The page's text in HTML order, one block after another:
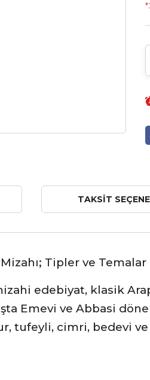
TAKSIT
Tipler ve Temalar
edebiyat, klasik
Emevi ve Abbasi
tufeyli, cimri, bedevi